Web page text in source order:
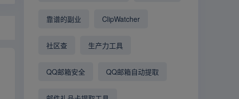
靠谱的副业 ClipWatcher
社区查 生产力工具
QQ邮箱安全 QQ邮箱自动提取